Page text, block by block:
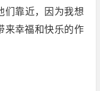
们靠近，因为我想
幸福和快乐的作